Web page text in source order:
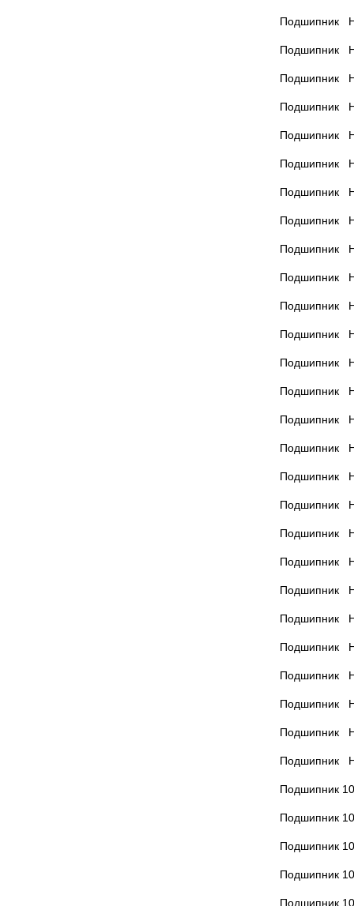
Подшипник
Подшипник
Подшипник
Подшипник
Подшипник
Подшипник
Подшипник
Подшипник
Подшипник
Подшипник
Подшипник
Подшипник
Подшипник
Подшипник
Подшипник
Подшипник
Подшипник
Подшипник
Подшипник
Подшипник
Подшипник
Подшипник
Подшипник
Подшипник
Подшипник
Подшипник
Подшипник
Подшипник
Подшипник
Подшипник
Подшипник
Подшипник